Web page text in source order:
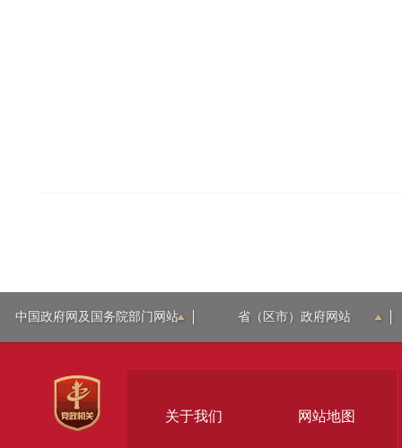
中国政府网及国务院部门网站 省（区市）政府网站
关于我们 网站地图